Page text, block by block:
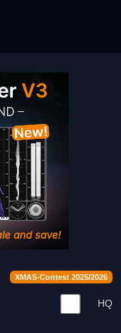
XMAS-Contest 2025/2026
HQ